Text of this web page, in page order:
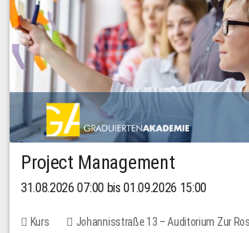
Project Management
31.08.2026 07:00 bis 01.09.2026 15:00
Kurs
Johannisstraße 13 – Auditorium Zur